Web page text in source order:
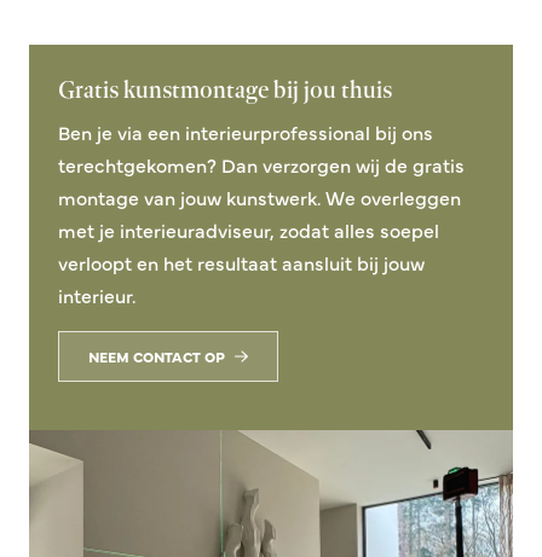
Gratis kunstmontage bij jou thuis
Ben je via een interieurprofessional bij ons
terechtgekomen? Dan verzorgen wij de gratis
montage van jouw kunstwerk. We overleggen
met je interieuradviseur, zodat alles soepel
verloopt en het resultaat aansluit bij jouw
interieur.
NEEM CONTACT OP